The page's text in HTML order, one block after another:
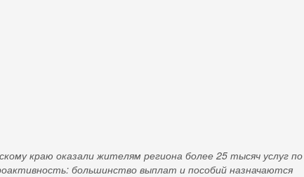
краю оказали жителям региона более 25 тысяч услуг
большинство выплат и пособий назначаются